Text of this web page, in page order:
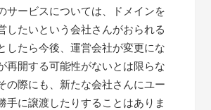
サービスについては、ドメインを
したいという会社さんがおられる
したら今後、運営会社が変更にな
再開する可能性がないとは限らな
の際にも、新たな会社さんにユー
手に譲渡したりすることはありま